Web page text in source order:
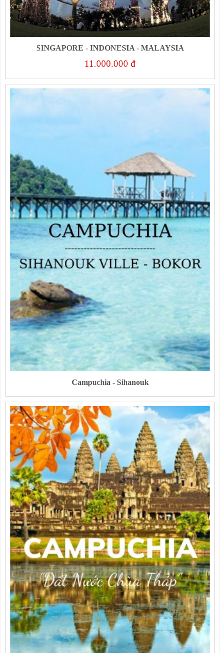
SINGAPORE - INDONESIA - MALAYSIA
11.000.000 đ
Campuchia - Sihanouk